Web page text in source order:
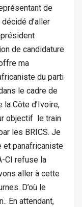
de
d’aller
de candidature
ma
du parti
le cadre de
la Côte d’Ivoire,
objectif le train
les BRICS. Je
panafricaniste
CI refuse la
aller à cette
D’où le
En attendant,